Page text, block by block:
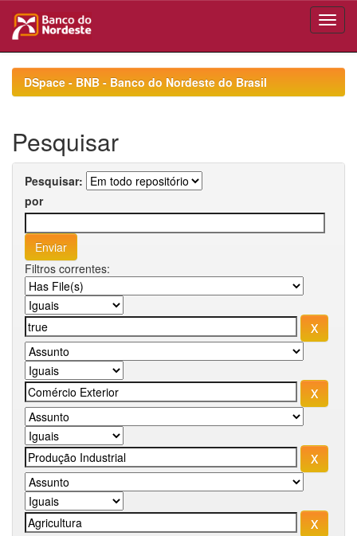
navigationDSpace - BNB - Banco do Nordeste do Brasil
Pesquisar
Pesquisar:
por
Filtros correntes: